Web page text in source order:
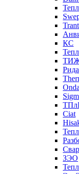
КС
Onda
Ciat
ЗЭО